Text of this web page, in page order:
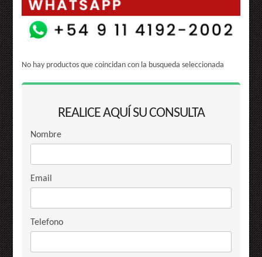
No hay productos que coincidan con la busqueda seleccionada
REALICE AQUÍ SU CONSULTA
Nombre
Email
Telefono